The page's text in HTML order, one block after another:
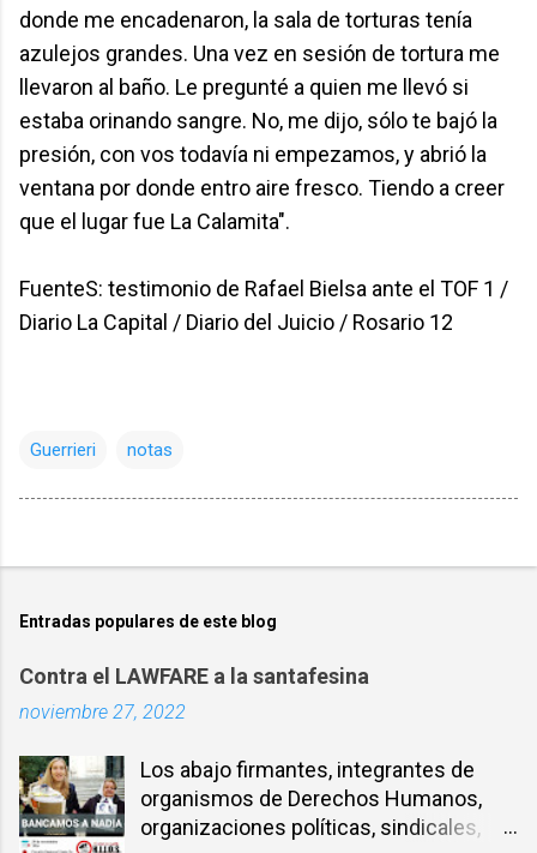
donde me encadenaron, la sala de torturas tenía
azulejos grandes. Una vez en sesión de tortura me
llevaron al baño. Le pregunté a quien me llevó si
estaba orinando sangre. No, me dijo, sólo te bajó la
presión, con vos todavía ni empezamos, y abrió la
ventana por donde entro aire fresco. Tiendo a creer
que el lugar fue La Calamita".
FuenteS: testimonio de Rafael Bielsa ante el TOF 1 /
Diario La Capital / Diario del Juicio / Rosario 12
Guerrieri notas
Entradas populares de este blog
Contra el LAWFARE a la santafesina
noviembre 27, 2022
Los abajo firmantes, integrantes de
organismos de Derechos Humanos,
organizaciones políticas, sindicales,